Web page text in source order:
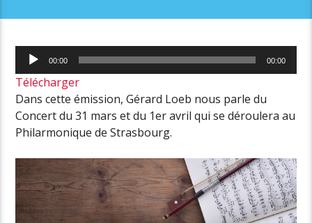
Lecteur
audio
00:00 00:00
Télécharger
Dans cette émission, Gérard Loeb nous parle du
Concert du 31 mars et du 1er avril qui se déroulera au
Philarmonique de Strasbourg.